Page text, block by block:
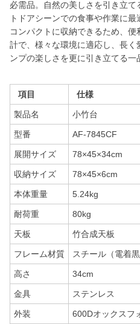
必需品。自然の美しさを引き立
トドアシーンでの食事や作業に最
コンパクトに収納できるため、
計で、様々な環境に適応し、長
ンプの楽しさを更に引き立てる一
項目 仕様
製品名 小竹台
型番 AF-7845CF
展開サイズ 78×45×34cm
収納サイズ 78×45×6cm
本体重量 5.24kg
耐荷重 80kg
天板 竹合成天板
フレーム材質 スチール（電着黒
高さ 34cm
金具 ステンレス
外装 600Dオックスフ